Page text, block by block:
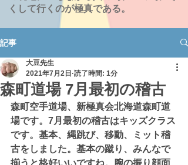
くして行くのが極真である。
記事
森町道場 7月最初の稽古
大豆先生
2021年7月2日 読了時間: 1分
森町空手道場、新極真会北海道森町道
場です。7月最初の稽古はキッズクラス
です。基本、縄跳び、移動、ミット稽
古をしました。基本の蹴り、みんなで
揃うと格好いいですね。腕の振り顔面